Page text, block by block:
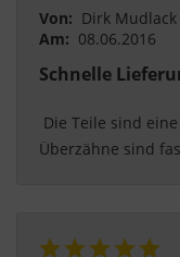
Von: Dirk Mudlack
Am: 08.06.2016
Schnelle
Überzähne sind